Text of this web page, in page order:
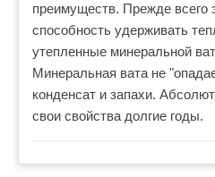
преимуществ. Прежде всего
способность удерживать
утепленные минеральной
Минеральная вата не
конденсат и запахи.
свои свойства долгие годы.